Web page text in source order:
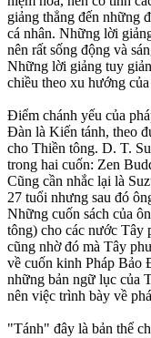
giảng thẳng đến những
cá nhân. Những lời
nên rất sống động và
Những lời giảng tuy
chiều theo xu hướng
Ðiểm chánh yếu của
Ðàn là Kiến tánh, theo
cho Thiền tông. D. T.
trong hai cuốn: Zen
Cũng cần nhắc lại là
27 tuổi nhưng sau đó
Những cuốn sách của
tông) cho các nước Tây
cũng nhờ đó mà Tây
về cuốn kinh Pháp Bảo
những bản ngữ lục của
nên việc trình bày về
"Tánh" đây là bản thể